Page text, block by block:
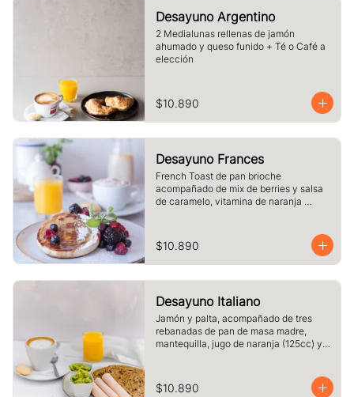
Desayuno Argentino
2 Medialunas rellenas de jamón
ahumado y queso funido + Té o Café a
elección
$10.890
Desayuno Frances
French Toast de pan brioche
acompañado de mix de berries y salsa
de caramelo, vitamina de naranja
$10.890
Desayuno Italiano
Jamón y palta, acompañado de tres
rebanadas de pan de masa madre,
mantequilla, jugo de naranja (125cc) y
$10.890